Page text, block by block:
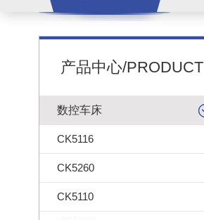
产品中心/PRODUCT
数控车床
CK5116
CK5260
CK5110